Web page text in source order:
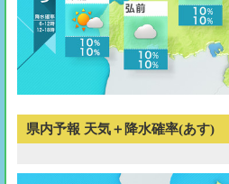
県内予報 天気＋降水確率(あす)